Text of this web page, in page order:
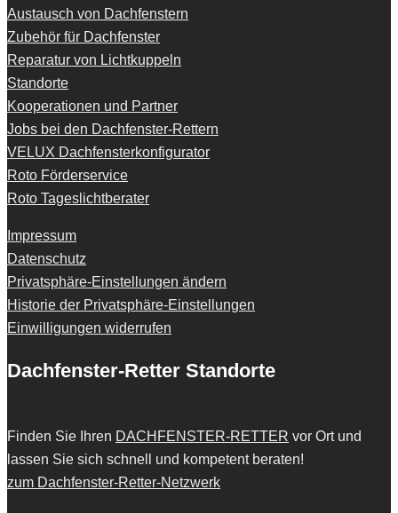
Austausch von Dachfenstern
Zubehör für Dachfenster
Reparatur von Lichtkuppeln
Standorte
Kooperationen und Partner
Jobs bei den Dachfenster-Rettern
VELUX Dachfensterkonfigurator
Roto Förderservice
Roto Tageslichtberater
Impressum
Datenschutz
Privatsphäre-Einstellungen ändern
Historie der Privatsphäre-Einstellungen
Einwilligungen widerrufen
Dachfenster-Retter Standorte
Finden Sie Ihren DACHFENSTER-RETTER vor Ort und
lassen Sie sich schnell und kompetent beraten!
zum Dachfenster-Retter-Netzwerk